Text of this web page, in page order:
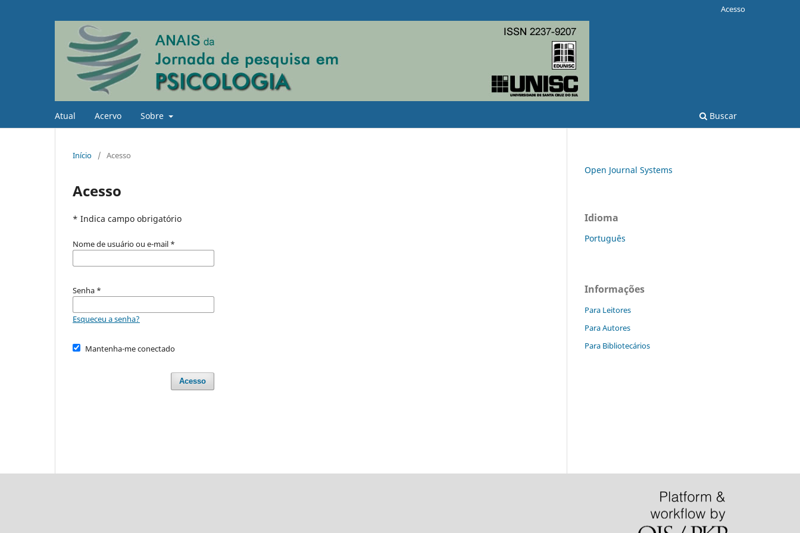
Atual Acervo Sobre Buscar
Acesso
Início / Acesso
Acesso
* Indica campo obrigatório
Nome de usuário ou e-mail *
Senha *
Esqueceu a senha?
Mantenha-me conectado
Acesso
Open Journal Systems
Idioma
Português
Informações
Para Leitores
Para Autores
Para Bibliotecários